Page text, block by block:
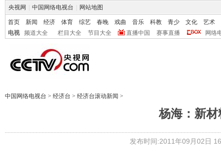
央视网 中国网络电视台 网站地图
首页 新闻 经济 体育 综艺 春晚 戏曲 音乐 科教 青少 文化
艺术
电视
频道大全 栏目大全 节目大全 直播中国 赛事直播 网络
中国网络电视台 > 经济台 > 经济台滚动新闻 >
杨海：新
发布时间:2011年09月02日